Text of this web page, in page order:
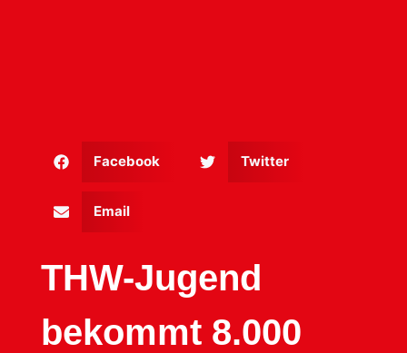
Facebook Twitter
Email
THW-Jugend
bekommt 8.000